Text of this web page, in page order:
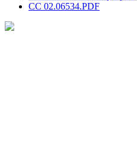
СС 02.06534.PDF